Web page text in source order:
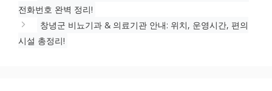
전화번호 완벽 정리!
창녕군 비뇨기과 & 의료기관 안내: 위치, 운영시간, 편의
시설 총정리!